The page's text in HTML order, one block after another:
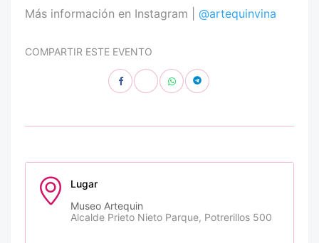
Más información en Instagram | @artequinvina
COMPARTIR ESTE EVENTO
Lugar
Museo Artequin
Alcalde Prieto Nieto Parque, Potrerillos 500